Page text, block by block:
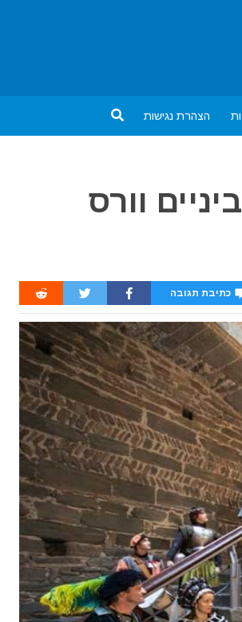
הצהרת נגישות
וורס
כתיבת תגובה